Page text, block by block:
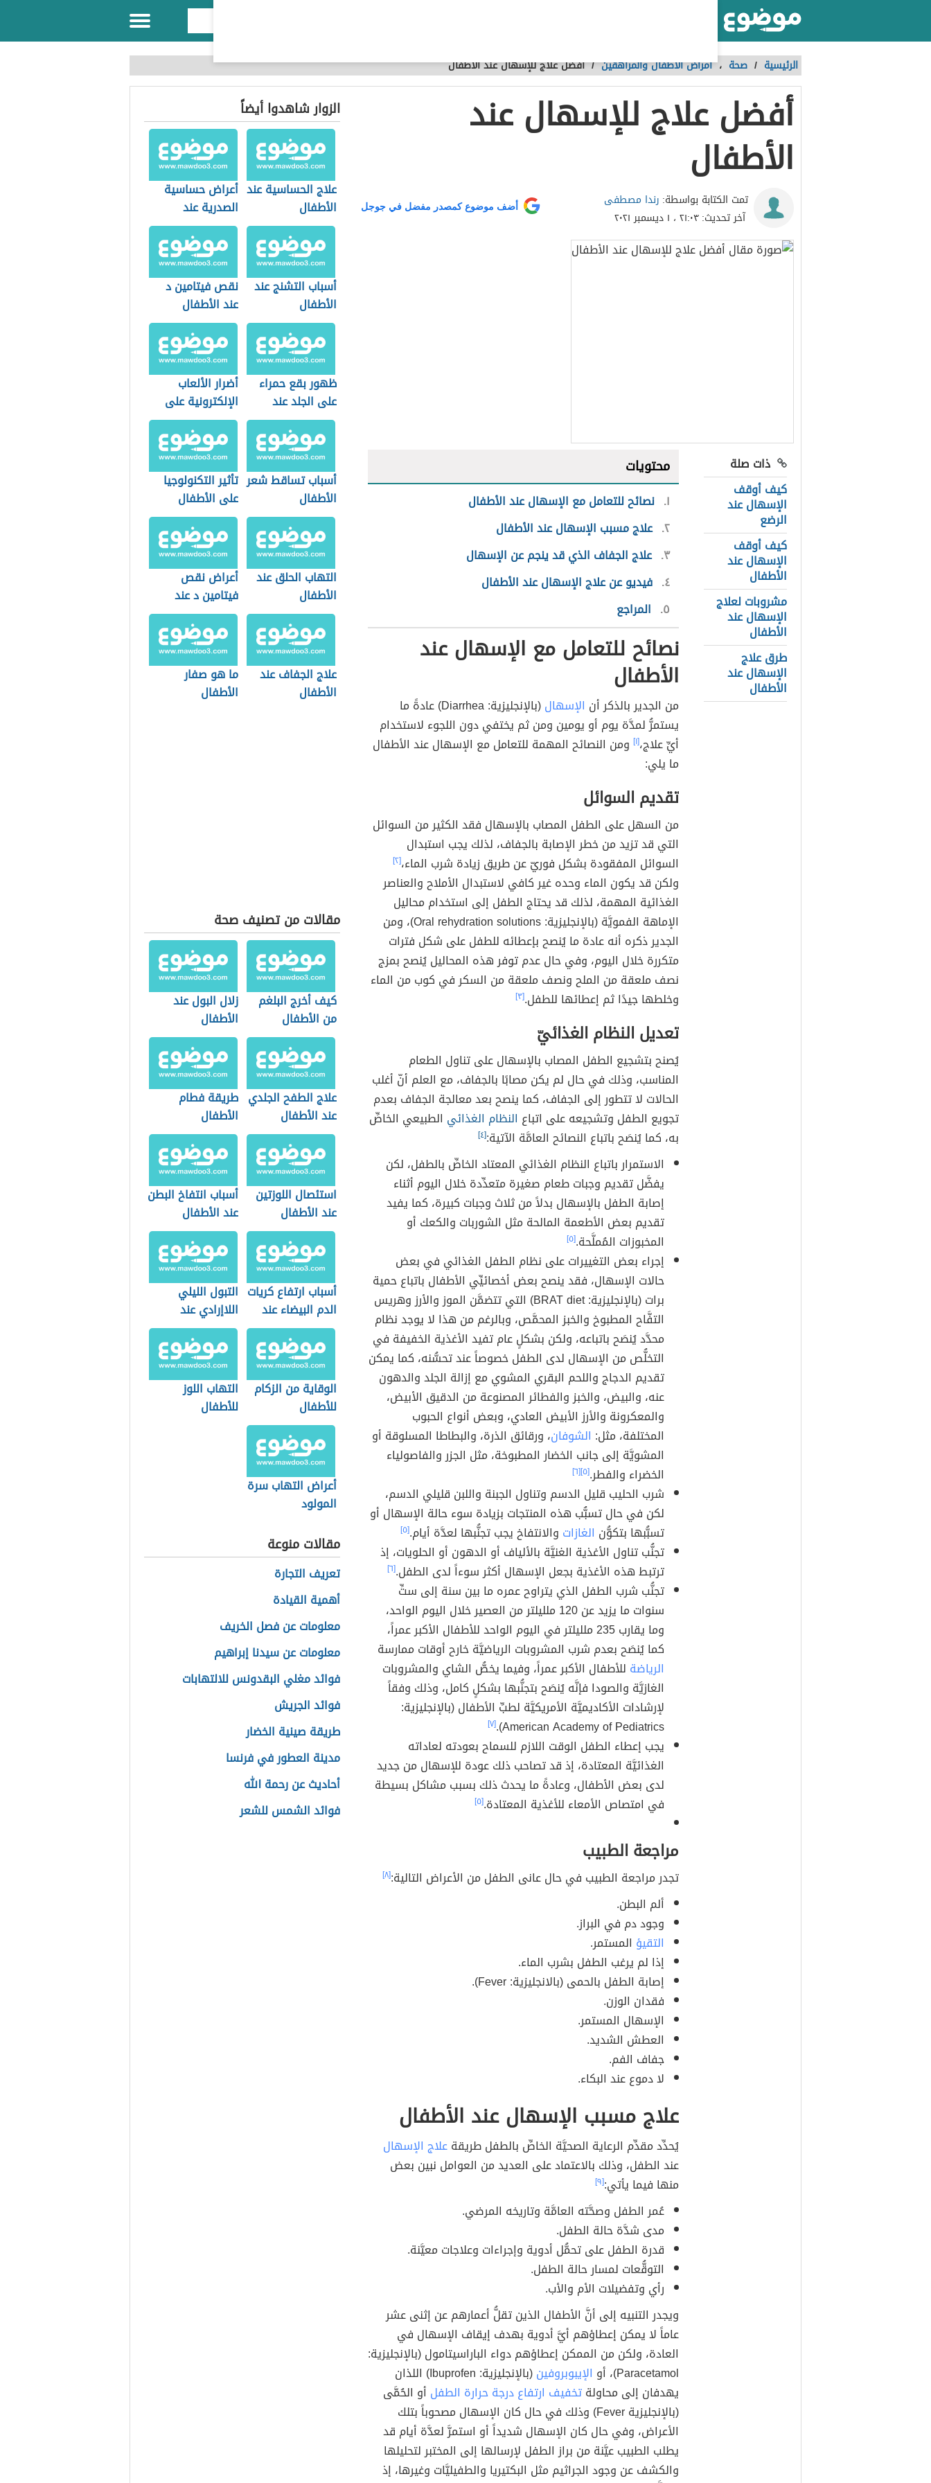
الرئيسية / صحة ،أمراض الأطفال والمراهقين /أفضل علاج للإسهال عند الأطفال
أفضل علاج للإسهال عند
الأطفال
تمت الكتابة بواسطة: رندا مصطفى
آخر تحديث:٢١:٠٣ ، ١ ديسمبر ٢٠٢١
أضف موضوع كمصدر مفضل في جوجل
ذات صلة
كيف أوقف
الإسهال عند
الرضع
كيف أوقف
الإسهال عند
الأطفال
مشروبات لعلاج
الإسهال عند
الأطفال
طرق علاج
الإسهال عند
الأطفال
محتويات
١ نصائح للتعامل مع الإسهال عند الأطفال
٢ علاج مسبب الإسهال عند الأطفال
٣ علاج الجفاف الذي قد ينجم عن الإسهال
٤ فيديو عن علاج الإسهال عند الأطفال
٥ المراجع
نصائح للتعامل مع الإسهال عند
الأطفال
من الجدير بالذكر أن الإسهال
(بالإنجليزية: Diarrhea) عادةً ما
يستمرُّ لمدَّة يوم أو يومين ومن ثم يختفي دون اللجوء لاستخدام
أيِّ علاج،[١] ومن النصائح المهمة للتعامل مع الإسهال عند الأطفال
ما يلي:
تقديم السوائل
من السهل على الطفل المصاب بالإسهال فقد الكثير من السوائل
التي قد تزيد من خطر الإصابة بالجفاف، لذلك يجب استبدال
السوائل المفقودة بشكل فوريّ عن طريق زيادة شرب الماء،[٢]
ولكن قد يكون الماء وحده غير كافي لاستبدال الأملاح والعناصر
الغذائية المهمة، لذلك قد يحتاج الطفل إلى استخدام محاليل
الإماهة الفمويَّة (بالإنجليزية: Oral rehydration solutions)، ومن
الجدير ذكره أنه عادة ما يُنصح بإعطائه للطفل على شكل فترات
متكررة خلال اليوم، وفي حال عدم توفر هذه المحاليل يُنصح بمزج
نصف ملعقة من الملح ونصف ملعقة من السكر في كوب من الماء
وخلطها جيدًا ثم إعطائها للطفل.[٣]
تعديل النظام الغذائيّ
يُصنح بتشجيع الطفل المصاب بالإسهال على تناول الطعام
المناسب، وذلك في حال لم يكن مصابًا بالجفاف، مع العلم أنّ أغلب
الحالات لا تتطور إلى الجفاف، كما ينصح بعد معالجة الجفاف بعدم
تجويع الطفل وتشجيعه على اتباع النظام الغذائي الطبيعي الخاصِّ
به، كما يُنصَح باتباع النصائح العامَّة الآتية:[٤]
الاستمرار باتباع النظام الغذائي المعتاد الخاصِّ بالطفل، لكن
يفضَّل تقديم وجبات طعام صغيرة متعدِّدة خلال اليوم أثناء
إصابة الطفل بالإسهال بدلاً من ثلاث وجبات كبيرة، كما يفيد
تقديم بعض الأطعمة المالحة مثل الشوربات والكعك أو
المخبوزات المُملَّحة.[٥]
إجراء بعض التغييرات على نظام الطفل الغذائي في بعض
حالات الإسهال، فقد ينصح بعض أخصائيِّي الأطفال باتباع حمية
برات (بالإنجليزية: BRAT diet) التي تتضمَّن الموز والأرز وهريس
التفَّاح المطبوخ والخبز المحمَّص، وبالرغم من هذا لا يوجد نظام
محدَّد يُنصَح باتباعه، ولكن بشكلٍ عام تفيد الأغذية الخفيفة في
التخلُّص من الإسهال لدى الطفل خصوصاً عند تحسُّنه، كما يمكن
تقديم الدجاج واللحم البقري المشوي مع إزالة الجلد والدهون
عنه، والبيض، والخبز والفطائر المصنوعة من الدقيق الأبيض،
والمعكرونة والأرز الأبيض العادي، وبعض أنواع الحبوب
المختلفة، مثل: الشوفان، ورقائق الذرة، والبطاطا المسلوقة أو
المشويَّة إلى جانب الخضار المطبوخة، مثل الجزر والفاصولياء
الخضراء والفطر.[٥] [٦]
شرب الحليب قليل الدسم وتناول الجبنة واللبن قليلي الدسم،
لكن في حال تسبُّب هذه المنتجات بزيادة سوء حالة الإسهال أو
تسبُّبها بتكوُّن الغازات والانتفاخ يجب تجنُّبها لعدَّة أيام.[٥]
تجنُّب تناول الأغذية الغنيَّة بالألياف أو الدهون أو الحلويات، إذ
ترتبط هذه الأغذية بجعل الإسهال أكثر سوءاً لدى الطفل.[٦]
تجنُّب شرب الطفل الذي يتراوح عمره ما بين سنة إلى ستِّ
سنوات ما يزيد عن 120 ملليلتر من العصير خلال اليوم الواحد،
وما يقارب 235 ملليلتر في اليوم الواحد للأطفال الأكبر عمراً،
كما يُنصَح بعدم شرب المشروبات الرياضيَّة خارح أوقات ممارسة
الرياضة للأطفال الأكبر عمراً، وفيما يخصُّ الشاي والمشروبات
الغازيَّة والصودا فإنَّه يُنصَح بتجنُّبها بشكلٍ كامل، وذلك وفقاً
لإرشادات الأكاديميَّة الأمريكيَّة لطبِّ الأطفال (بالإنجليزية:
American Academy of Pediatrics). [٧]
يجب إعطاء الطفل الوقت اللازم للسماح بعودته لعاداته
الغذائيَّة المعتادة، إذ قد تصاحب ذلك عودة للإسهال من جديد
لدى بعض الأطفال، وعادةً ما يحدث ذلك بسبب مشاكل بسيطة
في امتصاص الأمعاء للأغذية المعتادة.[٥]
مراجعة الطبيب
تجدر مراجعة الطبيب في حال عانى الطفل من الأعراض التالية:[٨]
ألم البطن.
وجود دم في البراز.
التقيؤ المستمر.
إذا لم يرغب الطفل بشرب الماء.
إصابة الطفل بالحمى (بالانجليزية: Fever).
فقدان الوزن.
الإسهال المستمر.
العطش الشديد.
جفاف الفم.
لا دموع عند البكاء.
علاج مسبب الإسهال عند الأطفال
يُحدِّد مقدِّم الرعاية الصحيَّة الخاصِّ بالطفل طريقةعلاج الإسهال
عند الطفل، وذلك بالاعتماد على العديد من العوامل نبين بعض
منها فيما يأتي:[٩]
عُمر الطفل وصحَّته العامَّة وتاريخه المرضي.
مدى شدَّة حالة الطفل.
قدرة الطفل على تحمُّل أدوية وإجراءات وعلاجات معيَّنة.
التوقُّعات لمسار حالة الطفل.
رأي وتفضيلات الأم والأب.
ويجدر التنبيه إلى أنَّ الأطفال الذين تقلُّ أعمارهم عن إثنى عشر
عاماً لا يمكن إعطاؤهم أيَّ أدوية بهدف إيقاف الإسهال في
العادة، ولكن من الممكن إعطاؤهم دواء الباراسيتامول (بالإنجليزية:
Paracetamol)، أو
الإيبوبروفين
(بالإنجليزية: Ibuprofen) اللذان
يهدفان إلى محاولةتخفيف ارتفاع درجة حرارة الطفل أو الحُمَّى
(بالإنجليزية Fever) وذلك في حال كان الإسهال مصحوباً بتلك
الأعراض، وفي حال كان الإسهال شديداً أو استمرَّ لعدَّة أيام قد
يطلب الطبيب عيَّنة من براز الطفل لإرسالها إلى المختبر لتحليلها
والكشف عن وجود الجراثيم مثل البكتيريا والطفيليَّات وغيرها، إذ
الزوار شاهدوا أيضاً
علاج الحساسية عند
الأطفال
أعراض حساسية
الصدرية عند
الأطفال
أسباب التشنج عند
الأطفال
نقص فيتامين د
عند الأطفال
ظهور بقع حمراء
على الجلد عند
الأطفال
أضرار الألعاب
الإلكترونية على
الأطفال
أسباب تساقط شعر
الأطفال
تأثير التكنولوجيا
على الأطفال
التهاب الحلق عند
الأطفال
أعراض نقص
فيتامين د عند
الأطفال
علاج الجفاف عند
الأطفال
ما هو صفار
الأطفال
مقالات من تصنيف صحة
كيف أخرج البلغم
من الأطفال
زلال البول عند
الأطفال
علاج الطفح الجلدي
عند الأطفال
طريقة فطام
الأطفال
استئصال اللوزتين
عند الأطفال
أسباب انتفاخ البطن
عند الأطفال
أسباب ارتفاع كريات
الدم البيضاء عند
الأطفال
التبول الليلي
اللاإرادي عند
الأطفال
الوقاية من الزكام
للأطفال
التهاب اللوز
للأطفال
أعراض التهاب سرة
المولود
مقالات منوعة
تعريف التجارة
أهمية القيادة
معلومات عن فصل الخريف
معلومات عن سيدنا إبراهيم
فوائد مغلي البقدونس للالتهابات
فوائد الجريش
طريقة صينية الخضار
مدينة العطور في فرنسا
أحاديث عن رحمة الله
فوائد الشمس للشعر